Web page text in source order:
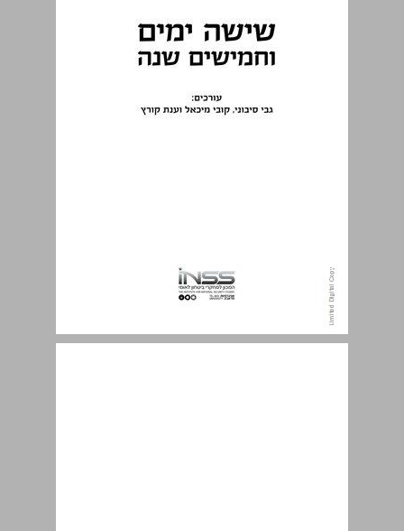
תוכן העניינים ... 5